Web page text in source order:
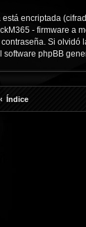
está encriptada
- firmware a
Si olvidó
software phpBB
Índice